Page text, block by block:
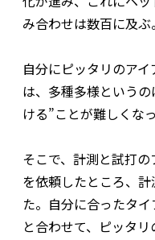
み合わせは数百に及ぶ。
自分にピッタリのア
は、多種多様という
ける”ことが難しくな
そこで、計測と試打
を依頼したところ、
た。自分に合ったタ
と合わせて、ピッタ